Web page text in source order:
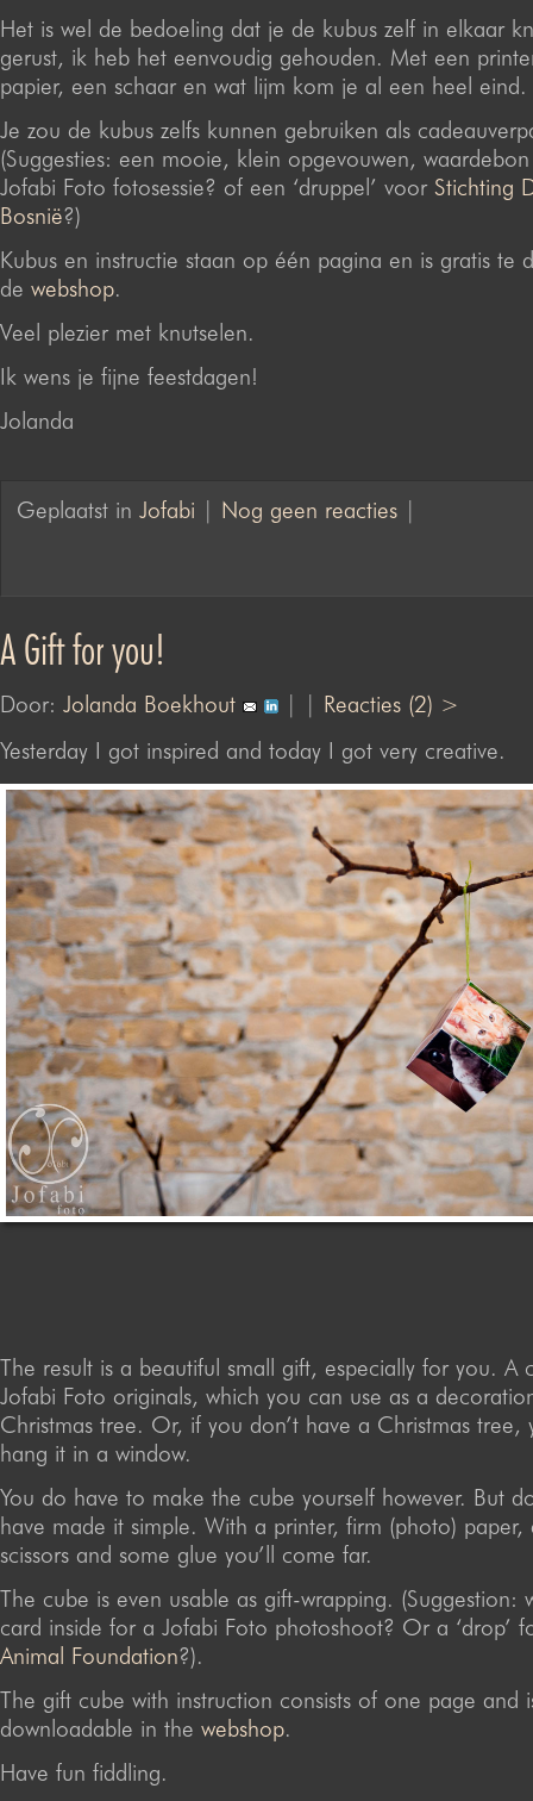
Het is wel de bedoeling dat je de kubus zelf in elkaar
gerust, ik heb het eenvoudig gehouden. Met een
papier, een schaar en wat lijm kom je al een heel eind.
Je zou de kubus zelfs kunnen gebruiken als
(Suggesties: een mooie, klein opgevouwen,
Jofabi Foto fotosessie? of een ‘druppel’ voor Stichting
Bosnië?)
Kubus en instructie staan op één pagina en is gratis te
de webshop.
Veel plezier met knutselen.
Ik wens je fijne feestdagen!
Jolanda
Geplaatst in Jofabi Nog geen reacties
A Gift for you!
Door: Jolanda Boekhout
Reacties (2) >
Yesterday I got inspired and today I got very creative.
The result is a beautiful small gift, especially for you. A
Jofabi Foto originals, which you can use as a
Christmas tree. Or, if you don’t have a Christmas tree,
hang it in a window.
You do have to make the cube yourself however. But
have made it simple. With a printer, firm (photo)
scissors and some glue you’ll come far.
The cube is even usable as gift-wrapping. (Suggestion:
card inside for a Jofabi Foto photoshoot? Or a ‘drop’
Animal Foundation?).
The gift cube with instruction consists of one page and
downloadable in the webshop.
Have fun fiddling.